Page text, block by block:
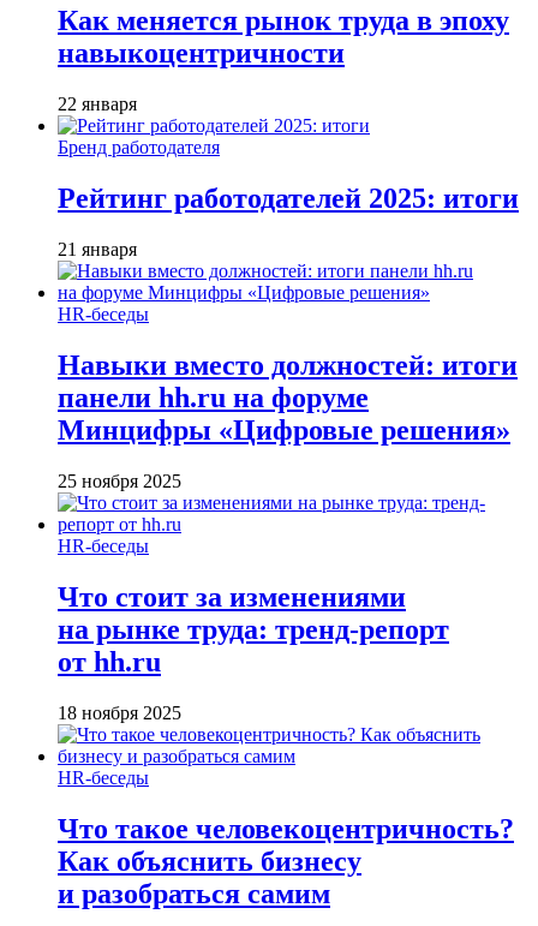
Как меняется рынок труда в эпоху
навыкоцентричности
22 января
Бренд работодателя
Рейтинг работодателей 2025: итоги
21 января
HR-беседы
Навыки вместо должностей: итоги
панели hh.ru на форуме
Минцифры «Цифровые решения»
25 ноября 2025
HR-беседы
Что стоит за изменениями
на рынке труда: тренд-репорт
от hh.ru
18 ноября 2025
HR-беседы
Что такое человеко­центричность?
Как объяснить бизнесу
и разобраться самим